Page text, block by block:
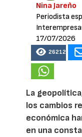
Nina Jareño
Periodista
17/07/2026
26212
La
los cambios
económica
en una